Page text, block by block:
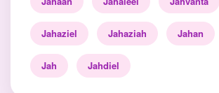
Jahaziel Jahaziah Jahan
Jah Jahdiel